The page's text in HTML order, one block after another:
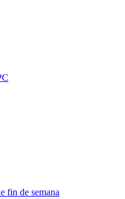
fin de semana